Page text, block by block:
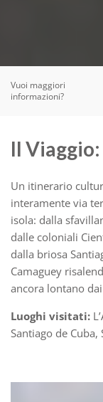
Vuoi maggiori
informazioni?
Il Viaggio:
Un itinerario
interamente via
isola: dalla
dalle coloniali
dalla briosa
Camaguey
ancora lontano
Luoghi visitati:
Santiago de Cuba,